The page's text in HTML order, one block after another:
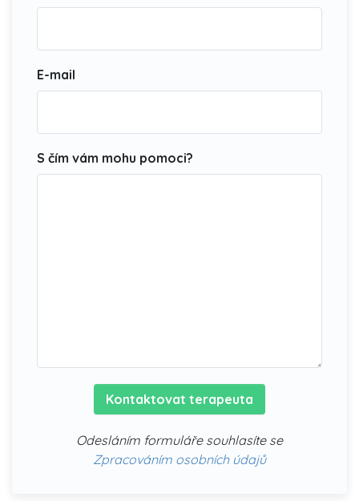
E-mail
S čím vám mohu pomoci?
Kontaktovat terapeuta
Odesláním formuláře souhlasíte se
Zpracováním osobních údajů